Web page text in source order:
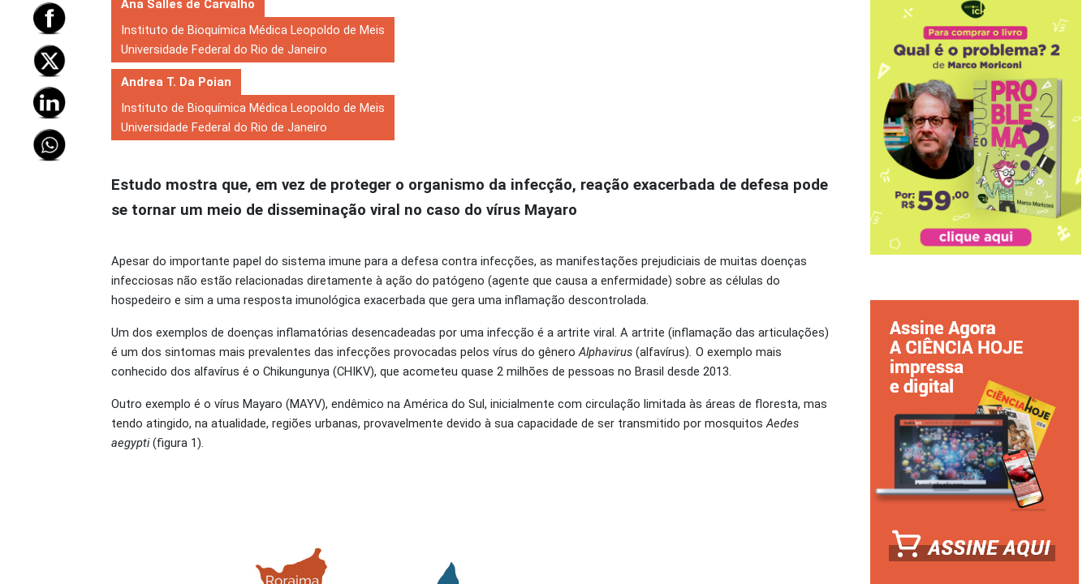
Ana Salles de Carvalho
Instituto de Bioquímica Médica Leopoldo de Meis
Universidade Federal do Rio de Janeiro
Andrea T. Da Poian
Instituto de Bioquímica Médica Leopoldo de Meis
Universidade Federal do Rio de Janeiro
Estudo mostra que, em vez de proteger o organismo da infecção, reação exacerbada de defesa pode
se tornar um meio de disseminação viral no caso do vírus Mayaro
Apesar do importante papel do sistema imune para a defesa contra infecções, as manifestações prejudiciais de muitas doenças
infecciosas não estão relacionadas diretamente à ação do patógeno (agente que causa a enfermidade) sobre as células do
hospedeiro e sim a uma resposta imunológica exacerbada que gera uma inflamação descontrolada.
Um dos exemplos de doenças inflamatórias desencadeadas por uma infecção é a artrite viral. A artrite (inflamação das articulações)
é um dos sintomas mais prevalentes das infecções provocadas pelos vírus do gêneroAlphavirus (alfavírus). O exemplo mais
conhecido dos alfavírus é o Chikungunya (CHIKV), que acometeu quase 2 milhões de pessoas no Brasil desde 2013.
Outro exemplo é o vírus Mayaro (MAYV), endêmico na América do Sul, inicialmente com circulação limitada às áreas de floresta, mas
tendo atingido, na atualidade, regiões urbanas, provavelmente devido à sua capacidade de ser transmitido por mosquitosAedes
aegypti(figura 1).